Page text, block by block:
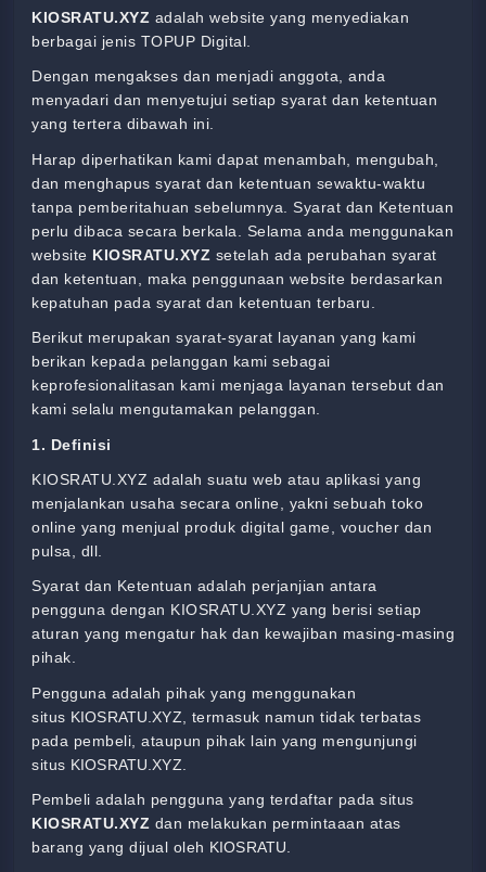
KIOSRATU.XYZ adalah website yang menyediakan
berbagai jenis TOPUP Digital.
Dengan mengakses dan menjadi anggota, anda
menyadari dan menyetujui setiap syarat dan ketentuan
yang tertera dibawah ini.
Harap diperhatikan kami dapat menambah, mengubah,
dan menghapus syarat dan ketentuan sewaktu-waktu
tanpa pemberitahuan sebelumnya. Syarat dan Ketentuan
perlu dibaca secara berkala. Selama anda menggunakan
website KIOSRATU.XYZ setelah ada perubahan syarat
dan ketentuan, maka penggunaan website berdasarkan
kepatuhan pada syarat dan ketentuan terbaru.
Berikut merupakan syarat-syarat layanan yang kami
berikan kepada pelanggan kami sebagai
keprofesionalitasan kami menjaga layanan tersebut dan
kami selalu mengutamakan pelanggan.
1. Definisi
KIOSRATU.XYZ adalah suatu web atau aplikasi yang
menjalankan usaha secara online, yakni sebuah toko
online yang menjual produk digital game, voucher dan
pulsa, dll.
Syarat dan Ketentuan adalah perjanjian antara
pengguna dengan KIOSRATU.XYZ yang berisi setiap
aturan yang mengatur hak dan kewajiban masing-masing
pihak.
Pengguna adalah pihak yang menggunakan
situs KIOSRATU.XYZ , termasuk namun tidak terbatas
pada pembeli, ataupun pihak lain yang mengunjungi
situs KIOSRATU.XYZ.
Pembeli adalah pengguna yang terdaftar pada situs
KIOSRATU.XYZ dan melakukan permintaaan atas
barang yang dijual oleh KIOSRATU.